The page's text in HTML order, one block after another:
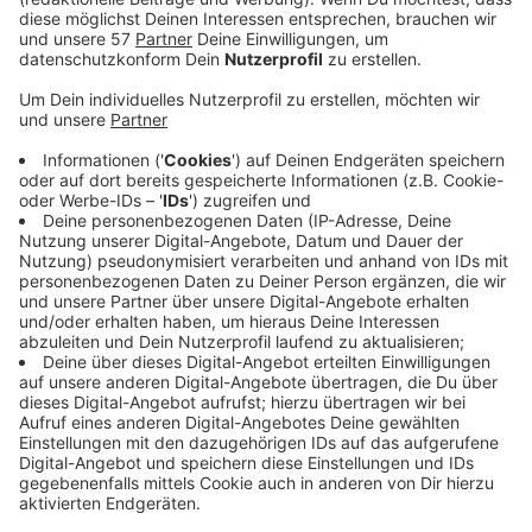
wichtig Gewerkschaften und Tarifverträge sind.
Leider sei der Trend aber ein anderer: in immer
weniger Firmen gebe es einen Tarifvertrag. Dabei
sei das für die Firmen und die Angestellten
meistens ein Gewinn. Außerdem spricht er mit
Moderatorin Jasmin Voss über sein liebstes
Hobby: Fahrradfahren.
Veröffentlicht:Samstag, 05.04.2025 12:05
Anzeige